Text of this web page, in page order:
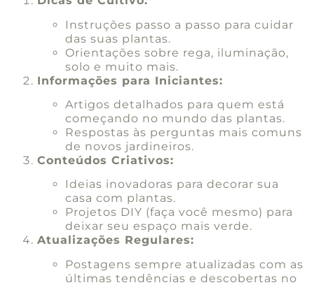
Instruções passo a passo para cuidar
das suas plantas.
Orientações sobre rega, iluminação,
solo e muito mais.
Informações para Iniciantes:
Artigos detalhados para quem está
começando no mundo das plantas.
Respostas às perguntas mais comuns
de novos jardineiros.
Conteúdos Criativos:
Ideias inovadoras para decorar sua
casa com plantas.
Projetos DIY (faça você mesmo) para
deixar seu espaço mais verde.
Atualizações Regulares:
Postagens sempre atualizadas com as
últimas tendências e descobertas no